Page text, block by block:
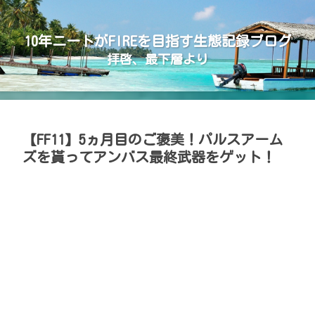
10年ニートがFIREを目指す生態記録ブログ
拝啓、最下層より
【FF11】5ヵ月目のご褒美！パルスアーム
ズを貰ってアンバス最終武器をゲット！